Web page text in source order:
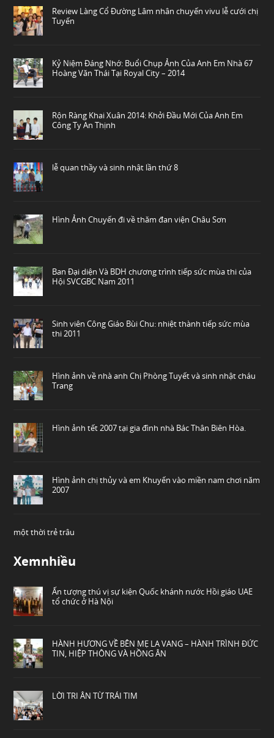
Review Làng Cổ Đường Lâm nhân chuyến vivu lễ cưới chị
Tuyến
Kỷ Niệm Đáng Nhớ: Buổi Chụp Ảnh Của Anh Em Nhà 67
Hoàng Văn Thái Tại Royal City – 2014
Rộn Ràng Khai Xuân 2014: Khởi Đầu Mới Của Anh Em
Công Ty An Thịnh
lễ quan thầy và sinh nhật lần thứ 8
Hình Ảnh Chuyến đi về thăm đan viện Châu Sơn
Ban Đại diện Và BDH chương trình tiếp sức mùa thi của
Hội SVCGBC Nam 2011
Sinh viên Công Giáo Bùi Chu: nhiệt thành tiếp sức mùa
thi 2011
Hình ảnh về nhà anh Chị Phòng Tuyết và sinh nhật cháu
Trang
Hình ảnh tết 2007 tại gia đình nhà Bác Thân Biên Hòa.
Hình ảnh chị thủy và em Khuyến vào miền nam chơi năm
2007
một thời trẻ trâu
Xemnhiều
Ấn tượng thú vị sự kiện Quốc khánh nước Hồi giáo UAE
tổ chức ở Hà Nội
HÀNH HƯƠNG VỀ BÊN MẸ LA VANG – HÀNH TRÌNH ĐỨC
TIN, HIỆP THÔNG VÀ HỒNG ÂN
LỜI TRI ÂN TỪ TRÁI TIM